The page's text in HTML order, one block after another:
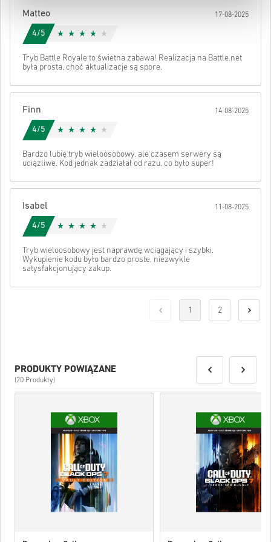
kodu.
Matteo 17-08-2025
4/5
Tryb Battle Royale to świetna zabawa! Realizacja na Battle.net
była prosta, choć aktualizacje są spore.
Finn 14-08-2025
4/5
Bardzo lubię tryb wieloosobowy, ale czasem serwery są
uciążliwe. Kod jednak zadziałał od razu, co było super!
Isabel 11-08-2025
4/5
Tryb wieloosobowy jest naprawdę wciągający i szybki.
Wykupienie kodu było bardzo proste, niezwykle
satysfakcjonujący zakup.
1 2
PRODUKTY POWIĄZANE
(20 Produkty)